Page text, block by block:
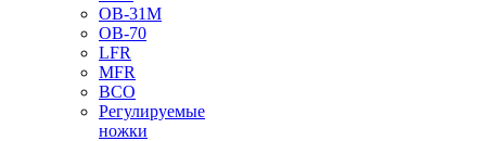
ОВ-31М
OB-70
LFR
MFR
ВСО
Регулируемые
ножки